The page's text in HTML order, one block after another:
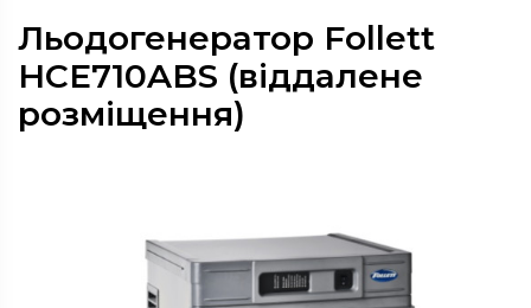
Льодогенератор Follett
HCE710ABS (віддалене
розміщення)